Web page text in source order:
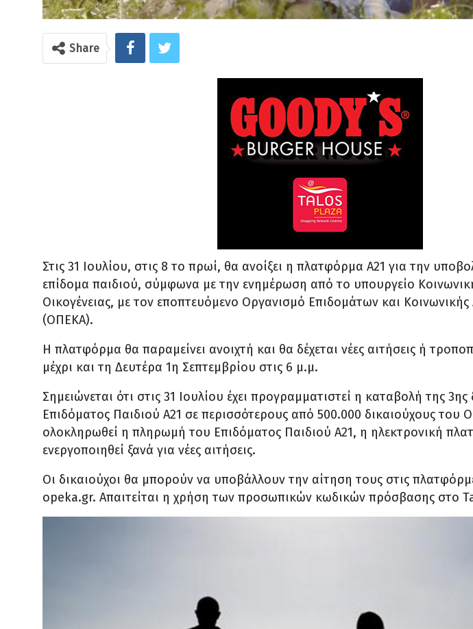
Share
Στις 31 Ιουλίου, στις 8 το πρωί, θα ανοίξει η πλατφόρμα Α21 για την
επίδομα παιδιού, σύμφωνα με την ενημέρωση από το υπουργείο
Οικογένειας, με τον εποπτευόμενο Οργανισμό Επιδομάτων και Κοινωνικής
(ΟΠΕΚΑ).
Η πλατφόρμα θα παραμείνει ανοιχτή και θα δέχεται νέες αιτήσεις ή
μέχρι και τη Δευτέρα 1η Σεπτεμβρίου στις 6 μ.μ.
Σημειώνεται ότι στις 31 Ιουλίου έχει προγραμματιστεί η καταβολή της
Επιδόματος Παιδιού Α21 σε περισσότερους από 500.000 δικαιούχους του
ολοκληρωθεί η πληρωμή του Επιδόματος Παιδιού Α21, η ηλεκτρονική
ενεργοποιηθεί ξανά για νέες αιτήσεις.
Οι δικαιούχοι θα μπορούν να υποβάλλουν την αίτηση τους στις
opeka.gr. Απαιτείται η χρήση των προσωπικών κωδικών πρόσβασης στο